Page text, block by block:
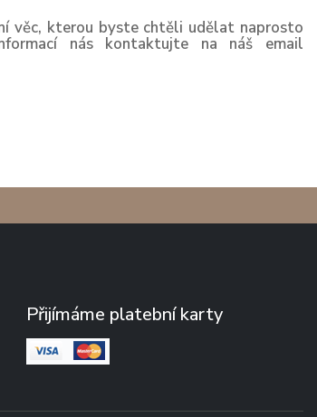
věc, kterou byste chtěli udělat naprosto
nás kontaktujte na náš email
Přijímáme platební karty